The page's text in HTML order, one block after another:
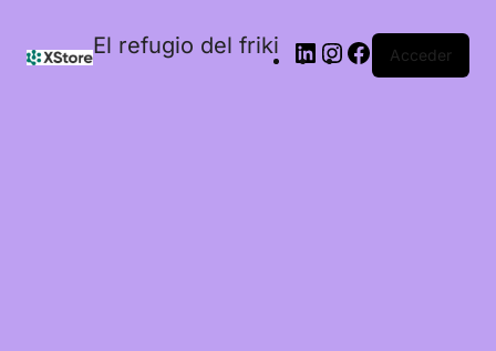
El refugio del friki Acceder